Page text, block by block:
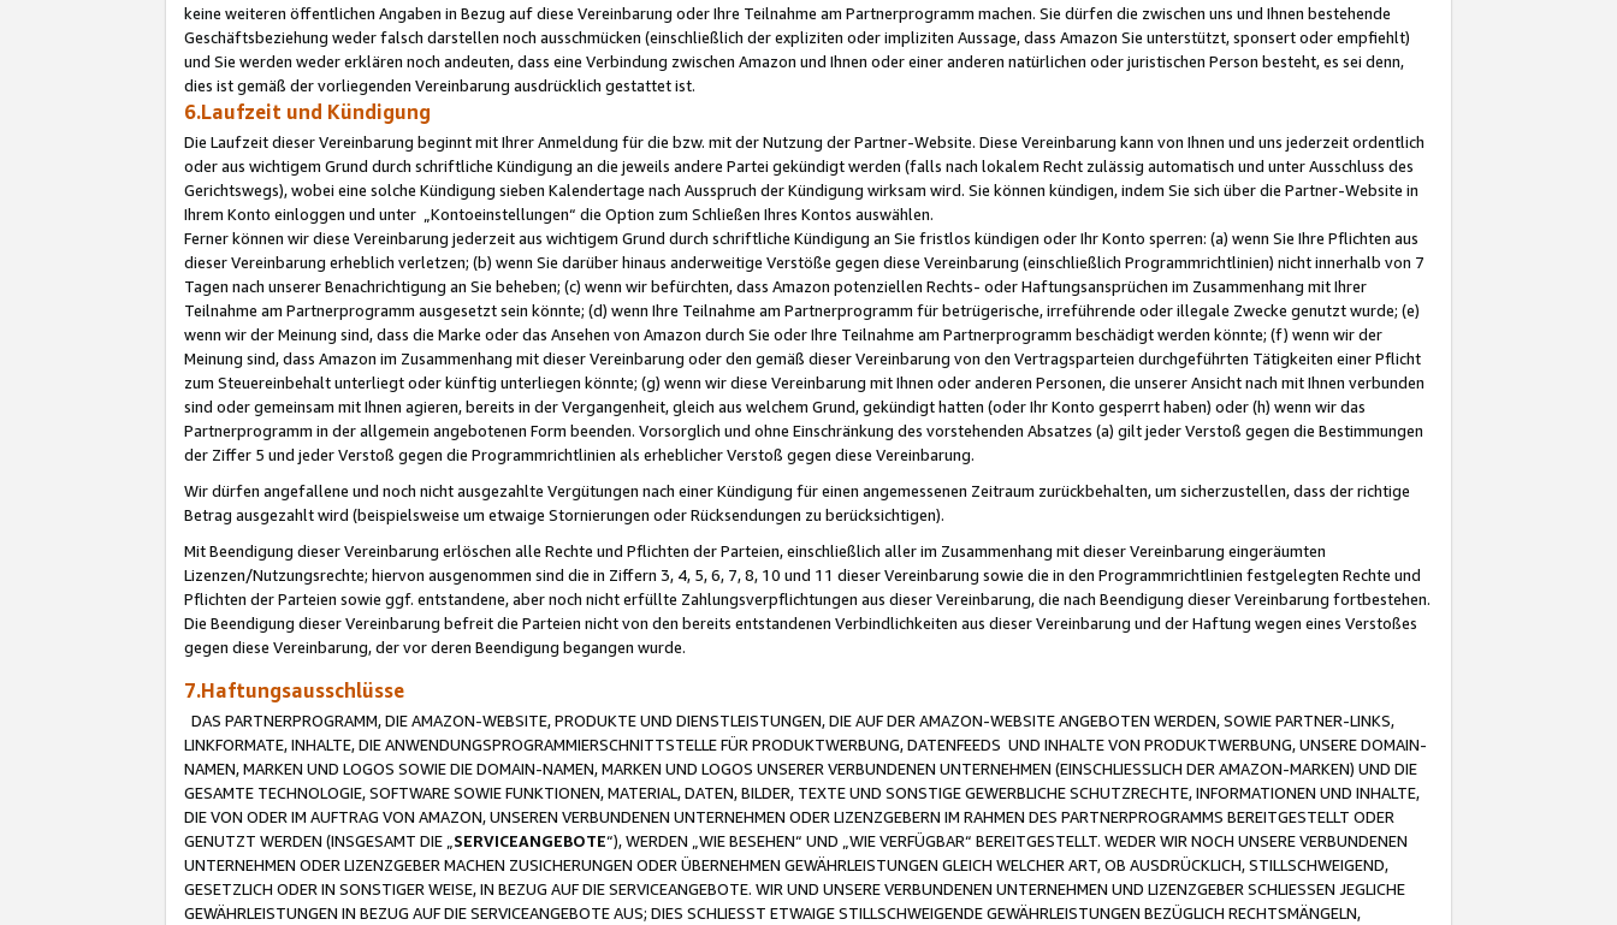
keine weiteren öffentlichen Angaben in Bezug auf diese Vereinbarung oder Ihre Teilnahme am Partnerprogramm machen. Sie dürfen die zwischen uns und Ihnen bestehende
Geschäftsbeziehung weder falsch darstellen noch ausschmücken (einschließlich der expliziten oder impliziten Aussage, dass Amazon Sie unterstützt, sponsert oder empfiehlt)
und Sie werden weder erklären noch andeuten, dass eine Verbindung zwischen Amazon und Ihnen oder einer anderen natürlichen oder juristischen Person besteht, es sei denn,
dies ist gemäß der vorliegenden Vereinbarung ausdrücklich gestattet ist.
6.Laufzeit und Kündigung
Die Laufzeit dieser Vereinbarung beginnt mit Ihrer Anmeldung für die bzw. mit der Nutzung der Partner-Website. Diese Vereinbarung kann von Ihnen und uns jederzeit ordentlich
oder aus wichtigem Grund durch schriftliche Kündigung an die jeweils andere Partei gekündigt werden (falls nach lokalem Recht zulässig automatisch und unter Ausschluss des
Gerichtswegs), wobei eine solche Kündigung sieben Kalendertage nach Ausspruch der Kündigung wirksam wird. Sie können kündigen, indem Sie sich über die Partner-Website in
Ihrem Konto einloggen und unter „Kontoeinstellungen“ die Option zum Schließen Ihres Kontos auswählen.
Ferner können wir diese Vereinbarung jederzeit aus wichtigem Grund durch schriftliche Kündigung an Sie fristlos kündigen oder Ihr Konto sperren: (a) wenn Sie Ihre Pflichten aus
dieser Vereinbarung erheblich verletzen; (b) wenn Sie darüber hinaus anderweitige Verstöße gegen diese Vereinbarung (einschließlich Programmrichtlinien) nicht innerhalb von 7
Tagen nach unserer Benachrichtigung an Sie beheben; (c) wenn wir befürchten, dass Amazon potenziellen Rechts- oder Haftungsansprüchen im Zusammenhang mit Ihrer
Teilnahme am Partnerprogramm ausgesetzt sein könnte; (d) wenn Ihre Teilnahme am Partnerprogramm für betrügerische, irreführende oder illegale Zwecke genutzt wurde; (e)
wenn wir der Meinung sind, dass die Marke oder das Ansehen von Amazon durch Sie oder Ihre Teilnahme am Partnerprogramm beschädigt werden könnte; (f) wenn wir der
Meinung sind, dass Amazon im Zusammenhang mit dieser Vereinbarung oder den gemäß dieser Vereinbarung von den Vertragsparteien durchgeführten Tätigkeiten einer Pflicht
zum Steuereinbehalt unterliegt oder künftig unterliegen könnte; (g) wenn wir diese Vereinbarung mit Ihnen oder anderen Personen, die unserer Ansicht nach mit Ihnen verbunden
sind oder gemeinsam mit Ihnen agieren, bereits in der Vergangenheit, gleich aus welchem Grund, gekündigt hatten (oder Ihr Konto gesperrt haben) oder (h) wenn wir das
Partnerprogramm in der allgemein angebotenen Form beenden. Vorsorglich und ohne Einschränkung des vorstehenden Absatzes (a) gilt jeder Verstoß gegen die Bestimmungen
der Ziffer 5 und jeder Verstoß gegen die Programmrichtlinien als erheblicher Verstoß gegen diese Vereinbarung.
Wir dürfen angefallene und noch nicht ausgezahlte Vergütungen nach einer Kündigung für einen angemessenen Zeitraum zurückbehalten, um sicherzustellen, dass der richtige
Betrag ausgezahlt wird (beispielsweise um etwaige Stornierungen oder Rücksendungen zu berücksichtigen).
Mit Beendigung dieser Vereinbarung erlöschen alle Rechte und Pflichten der Parteien, einschließlich aller im Zusammenhang mit dieser Vereinbarung eingeräumten
Lizenzen/Nutzungsrechte; hiervon ausgenommen sind die in Ziffern 3, 4, 5, 6, 7, 8, 10 und 11 dieser Vereinbarung sowie die in den Programmrichtlinien festgelegten Rechte und
Pflichten der Parteien sowie ggf. entstandene, aber noch nicht erfüllte Zahlungsverpflichtungen aus dieser Vereinbarung, die nach Beendigung dieser Vereinbarung fortbestehen.
Die Beendigung dieser Vereinbarung befreit die Parteien nicht von den bereits entstandenen Verbindlichkeiten aus dieser Vereinbarung und der Haftung wegen eines Verstoßes
gegen diese Vereinbarung, der vor deren Beendigung begangen wurde.
7.Haftungsausschlüsse
DAS PARTNERPROGRAMM, DIE AMAZON-WEBSITE, PRODUKTE UND DIENSTLEISTUNGEN, DIE AUF DER AMAZON-WEBSITE ANGEBOTEN WERDEN, SOWIE PARTNER-LINKS,
LINKFORMATE, INHALTE, DIE ANWENDUNGSPROGRAMMIERSCHNITTSTELLE FÜR PRODUKTWERBUNG, DATENFEEDS UND INHALTE VON PRODUKTWERBUNG, UNSERE DOMAIN-
NAMEN, MARKEN UND LOGOS SOWIE DIE DOMAIN-NAMEN, MARKEN UND LOGOS UNSERER VERBUNDENEN UNTERNEHMEN (EINSCHLIESSLICH DER AMAZON-MARKEN) UND DIE
GESAMTE TECHNOLOGIE, SOFTWARE SOWIE FUNKTIONEN, MATERIAL, DATEN, BILDER, TEXTE UND SONSTIGE GEWERBLICHE SCHUTZRECHTE, INFORMATIONEN UND INHALTE,
DIE VON ODER IM AUFTRAG VON AMAZON, UNSEREN VERBUNDENEN UNTERNEHMEN ODER LIZENZGEBERN IM RAHMEN DES PARTNERPROGRAMMS BEREITGESTELLT ODER
GENUTZT WERDEN (INSGESAMT DIE „ SERVICEANGEBOTE“), WERDEN „WIE BESEHEN“ UND „WIE VERFÜGBAR“ BEREITGESTELLT. WEDER WIR NOCH UNSERE VERBUNDENEN
UNTERNEHMEN ODER LIZENZGEBER MACHEN ZUSICHERUNGEN ODER ÜBERNEHMEN GEWÄHRLEISTUNGEN GLEICH WELCHER ART, OB AUSDRÜCKLICH, STILLSCHWEIGEND,
GESETZLICH ODER IN SONSTIGER WEISE, IN BEZUG AUF DIE SERVICEANGEBOTE. WIR UND UNSERE VERBUNDENEN UNTERNEHMEN UND LIZENZGEBER SCHLIESSEN JEGLICHE
GEWÄHRLEISTUNGEN IN BEZUG AUF DIE SERVICEANGEBOTE AUS; DIES SCHLIESST ETWAIGE STILLSCHWEIGENDE GEWÄHRLEISTUNGEN BEZÜGLICH RECHTSMÄNGELN,